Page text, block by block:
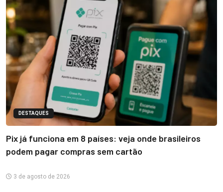
DESTAQUES
Pix já funciona em 8 países: veja onde brasileiros
podem pagar compras sem cartão
3 de agosto de 2026